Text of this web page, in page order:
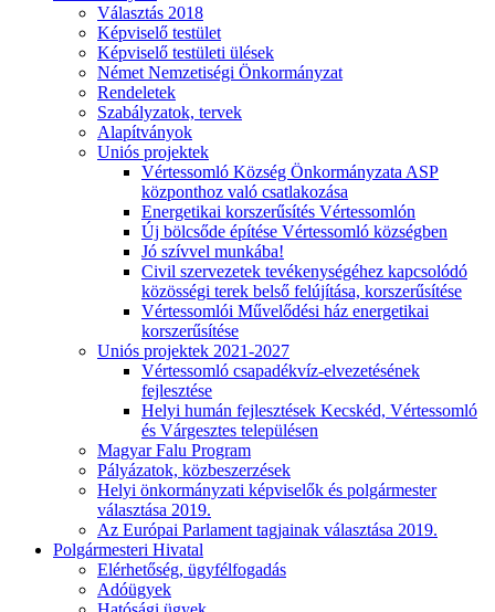
Választás 2018
Képviselő testület
Képviselő testületi ülések
Német Nemzetiségi Önkormányzat
Rendeletek
Szabályzatok, tervek
Alapítványok
Uniós projektek
Vértessomló Község Önkormányzata ASP
központhoz való csatlakozása
Energetikai korszerűsítés Vértessomlón
Új bölcsőde építése Vértessomló községben
Jó szívvel munkába!
Civil szervezetek tevékenységéhez kapcsolódó
közösségi terek belső felújítása, korszerűsítése
Vértessomlói Művelődési ház energetikai
korszerűsítése
Uniós projektek 2021-2027
Vértessomló csapadékvíz-elvezetésének
fejlesztése
Helyi humán fejlesztések Kecskéd, Vértessomló
és Várgesztes településen
Magyar Falu Program
Pályázatok, közbeszerzések
Helyi önkormányzati képviselők és polgármester
választása 2019.
Az Európai Parlament tagjainak választása 2019.
Polgármesteri Hivatal
Elérhetőség, ügyfélfogadás
Adóügyek